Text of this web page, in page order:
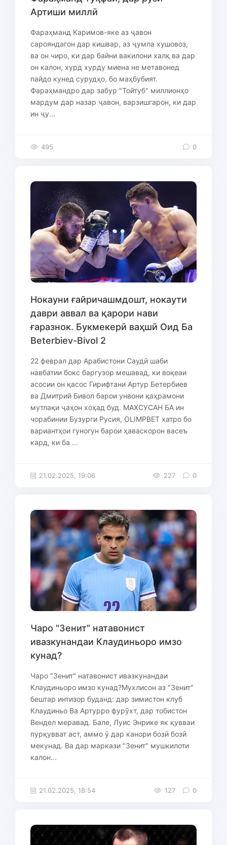
Артиши миллӣ
Фараҳманд Каримов-яке аз ҷавон
сарояндагон дар кишвар, аз ҷумла хушовоз,
ва он чиро, ки дар байни вакилони халқ ва дар
он калон, хурд хурду миена не метавонед
пайдо кунед сурудҳо, бо маҳбубият.
Фараҳмандро дар забур "Тойтуб" миллионҳо
мардум дар назар ҷавон, варзишгарон, ки дар
ин ҷу...
495 0
Нокауни ғайричашмдошт, нокаути
даври аввал ва қарори нави
ғаразнок. Букмекерӣ ваҳшӣ Оид Ба
Beterbiev-Bivol 2
22 феврал дар Арабистони Саудӣ шаби
навбатии бокс баргузор мешавад, ки воқеаи
асосии он қасос Гирифтани Артур Бетербиев
ва Дмитрий Бивол барои унвони қаҳрамони
мутлақи ҷаҳон хоҳад буд. МАХСУСАН БА ин
чорабинии Бузурги Русия, OLIMPBET хатро бо
вариантҳои гуногун барои ҳаваскорон васеъ
кард, ки ба ...
21.02.2025, 19:06 227 0
Чаро "Зенит" натавонист
ивазкунандаи Клаудиньоро имзо
кунад?
Чаро "Зенит" натавонист ивазкунандаи
Клаудиньоро имзо кунад?Мухлисон аз "Зенит"
бештар интизор буданд: дар зимистон клуб
Клаудиньо Ва Артурро фурӯхт, дар тобистон
Вендел меравад. Бале, Луис Энрике як қувваи
пурқувват аст, аммо ӯ дар канори бозӣ бозӣ
мекунад. Ва дар маркази "Зенит" мушкилоти
калон...
21.02.2025, 18:54 127 0